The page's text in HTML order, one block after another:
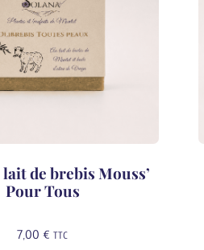
de brebis Mouss’
Pour Tous
7,00€ TTC